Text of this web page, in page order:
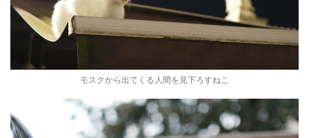
モスクから出てくる人間を見下ろすねこ